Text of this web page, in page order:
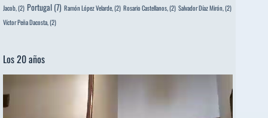
Jacob, (2) Portugal (7) Ramón López Velarde, (2) Rosario Castellanos, (2) Salvador Díaz Mirón, (2)
Víctor Peña Dacosta, (2)
Los 20 años
de
vídeo